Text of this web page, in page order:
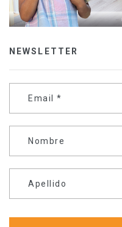
NEWSLETTER
Email *
Nombre
Apellido